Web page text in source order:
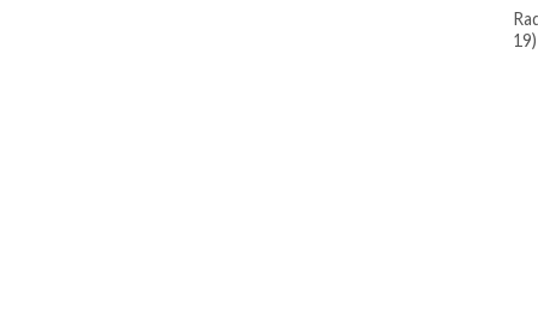
radiador para mazda 2 1,5 (2014-